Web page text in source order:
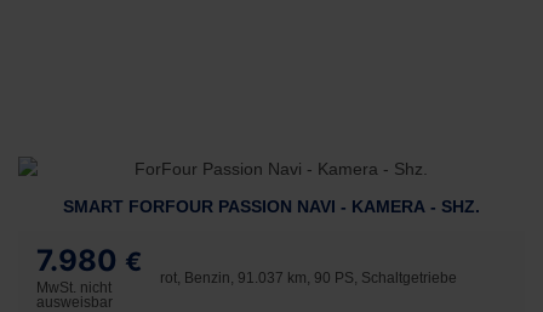
SMART FORFOUR PASSION NAVI - KAMERA - SHZ.
7.980 €
MwSt. nicht
ausweisbar
rot, Benzin, 91.037 km, 90 PS, Schaltgetriebe